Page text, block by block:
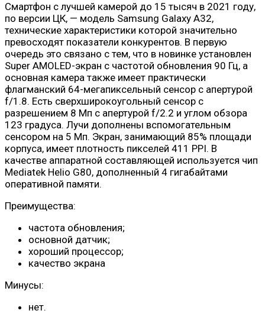
Смартфон с лучшей камерой до 15 тысяч в 2021 году,
по версии ЦК, — модель Samsung Galaxy A32,
технические характеристики которой значительно
превосходят показатели конкурентов. В первую
очередь это связано с тем, что в новинке установлен
Super AMOLED-экран с частотой обновления 90 Гц, а
основная камера также имеет практически
флагманский 64-мегапиксельный сенсор с апертурой
f/1.8. Есть сверхширокоугольный сенсор с
разрешением 8 Мп с апертурой f/2.2 и углом обзора
123 градуса. Лучи дополнены вспомогательным
сенсором на 5 Мп. Экран, занимающий 85% площади
корпуса, имеет плотность пикселей 411 PPI. В
качестве аппаратной составляющей используется чип
Mediatek Helio G80, дополненный 4 гигабайтами
оперативной памяти.
Преимущества:
частота обновления;
основной датчик;
хороший процессор;
качество экрана
Минусы:
нет.